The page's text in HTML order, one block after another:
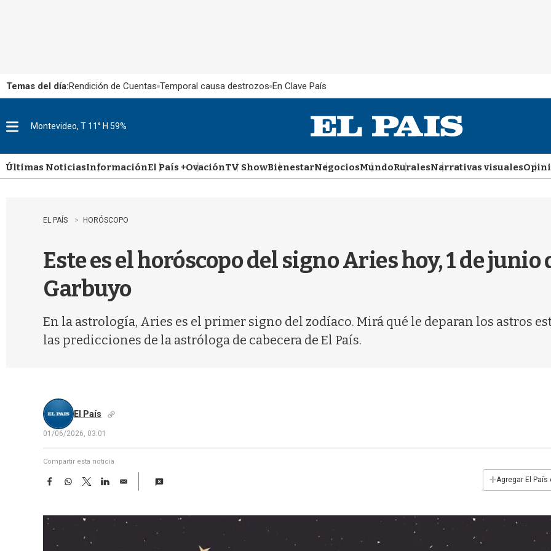
Temas del día:Rendición de Cuentas Temporal causa destrozos En Clave País
u
Montevideo, T 11° H 59%
Últimas NoticiasInformaciónEl País +OvaciónTV ShowBienestarNegociosMundoRuralesNarrativas visuales
EL PAÍS HORÓSCOPO
Este es el horóscopo del signo Aries hoy, 1 de junio
Garbuyo
En la astrología, Aries es el primer signo del zodíaco. Mirá qué le deparan los astros
las predicciones de la astróloga de cabecera de El País.
El País
01/06/2026, 03:01
Compartir esta noticia
F
e
b
W
t
T
w
t
e
L
k
E
i
l
+Agregar El País